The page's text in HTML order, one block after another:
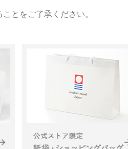
とをご了承ください。